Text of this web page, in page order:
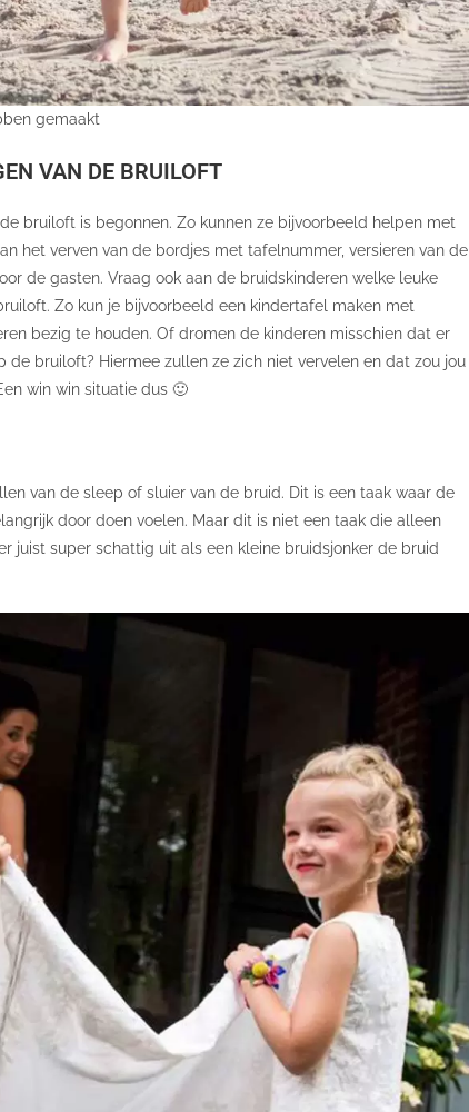
gemaakt
VAN DE BRUILOFT
bruiloft is begonnen. Zo kunnen ze bijvoorbeeld helpen met
het verven van de bordjes met tafelnummer, versieren van de
de gasten. Vraag ook aan de bruidskinderen welke leuke
Zo kun je bijvoorbeeld een kindertafel maken met
bezig te houden. Of dromen de kinderen misschien dat er
de bruiloft? Hiermee zullen ze zich niet vervelen en dat zou jou
win win situatie dus 🙂
van de sleep of sluier van de bruid. Dit is een taak waar de
door doen voelen. Maar dit is niet een taak die alleen
juist super schattig uit als een kleine bruidsjonker de bruid